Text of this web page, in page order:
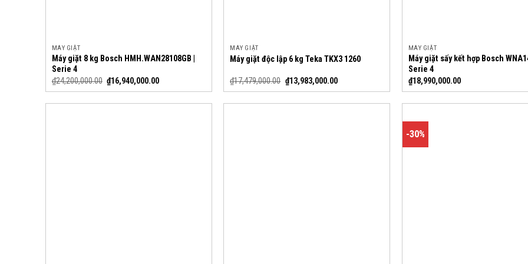
MÁY GIẶT
Máy giặt 8 kg Bosch HMH.WAN28108GB |
Serie 4
₫24,200,000.00 ₫16,940,000.00
MÁY GIẶT
Máy giặt độc lập 6 kg Teka TKX3 1260
₫17,479,000.00 ₫13,983,000.00
MÁY GIẶT
Máy giặt sấy kết hợp Bosch
Serie 4
₫18,990,000.00
-30%